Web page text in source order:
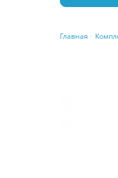
Главная